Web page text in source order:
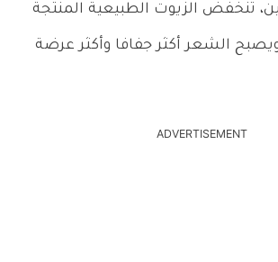
تنخفض الزيوت الطبيعية المنتجة
الشعر أكثر جفافا وأكثر عرضة
ADVERTISEMENT